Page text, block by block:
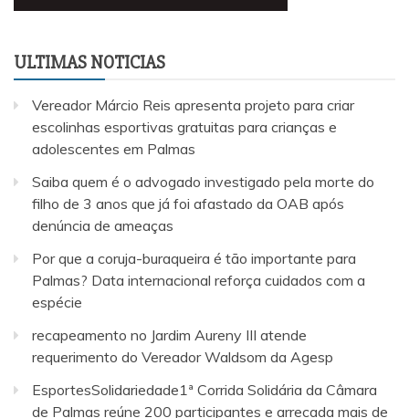
ULTIMAS NOTICIAS
Vereador Márcio Reis apresenta projeto para criar
escolinhas esportivas gratuitas para crianças e
adolescentes em Palmas
Saiba quem é o advogado investigado pela morte do
filho de 3 anos que já foi afastado da OAB após
denúncia de ameaças
Por que a coruja-buraqueira é tão importante para
Palmas? Data internacional reforça cuidados com a
espécie
recapeamento no Jardim Aureny III atende
requerimento do Vereador Waldsom da Agesp
EsportesSolidariedade1ª Corrida Solidária da Câmara
de Palmas reúne 200 participantes e arrecada mais de